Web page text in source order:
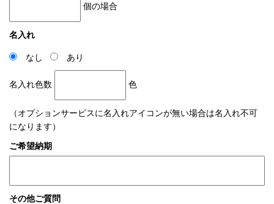
個の場合
名入れ
なし あり
名入れ色数 色
（オプションサービスに名入れアイコンが無い場合は名入れ不可
になります）
ご希望納期
その他ご質問